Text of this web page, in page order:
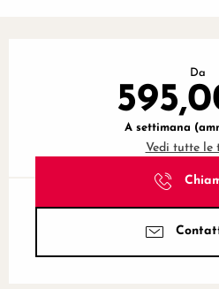
Da
A settimana
Vedi tutte le